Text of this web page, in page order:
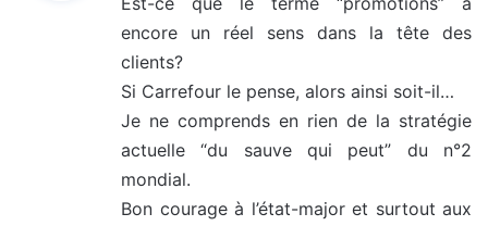
:
encore un réel sens dans la tête des
clients?
Si Carrefour le pense, alors ainsi soit-il…
Je ne comprends en rien de la stratégie
actuelle “du sauve qui peut” du n°2
mondial.
Bon courage à l’état-major et surtout aux